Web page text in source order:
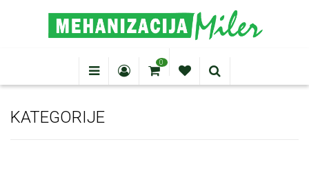
0
KATEGORIJE